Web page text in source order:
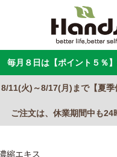
毎月８日は【ポイント５％
8/11(火)～8/17(月)まで【夏季
ご注文は、休業期間中も24
縮エキス